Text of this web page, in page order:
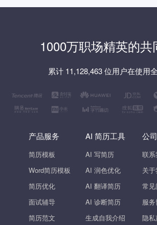
1000万职场精英的共
累计 11,128,463 位用户在使用
产品服务
简历模板
Word简历模板
简历优化
面试辅导
简历范文
AI 简历工具
AI 写简历
AI 润色优化
AI 翻译简历
AI 诊断简历
生成自我介绍
公司
联系
关
常见
服
隐私